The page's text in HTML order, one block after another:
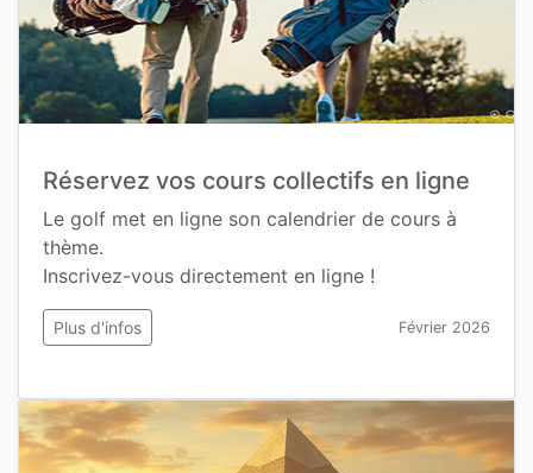
Réservez vos cours collectifs en ligne
Le golf met en ligne son calendrier de cours à
thème.
Inscrivez-vous directement en ligne !
Plus d'infos Février 2026